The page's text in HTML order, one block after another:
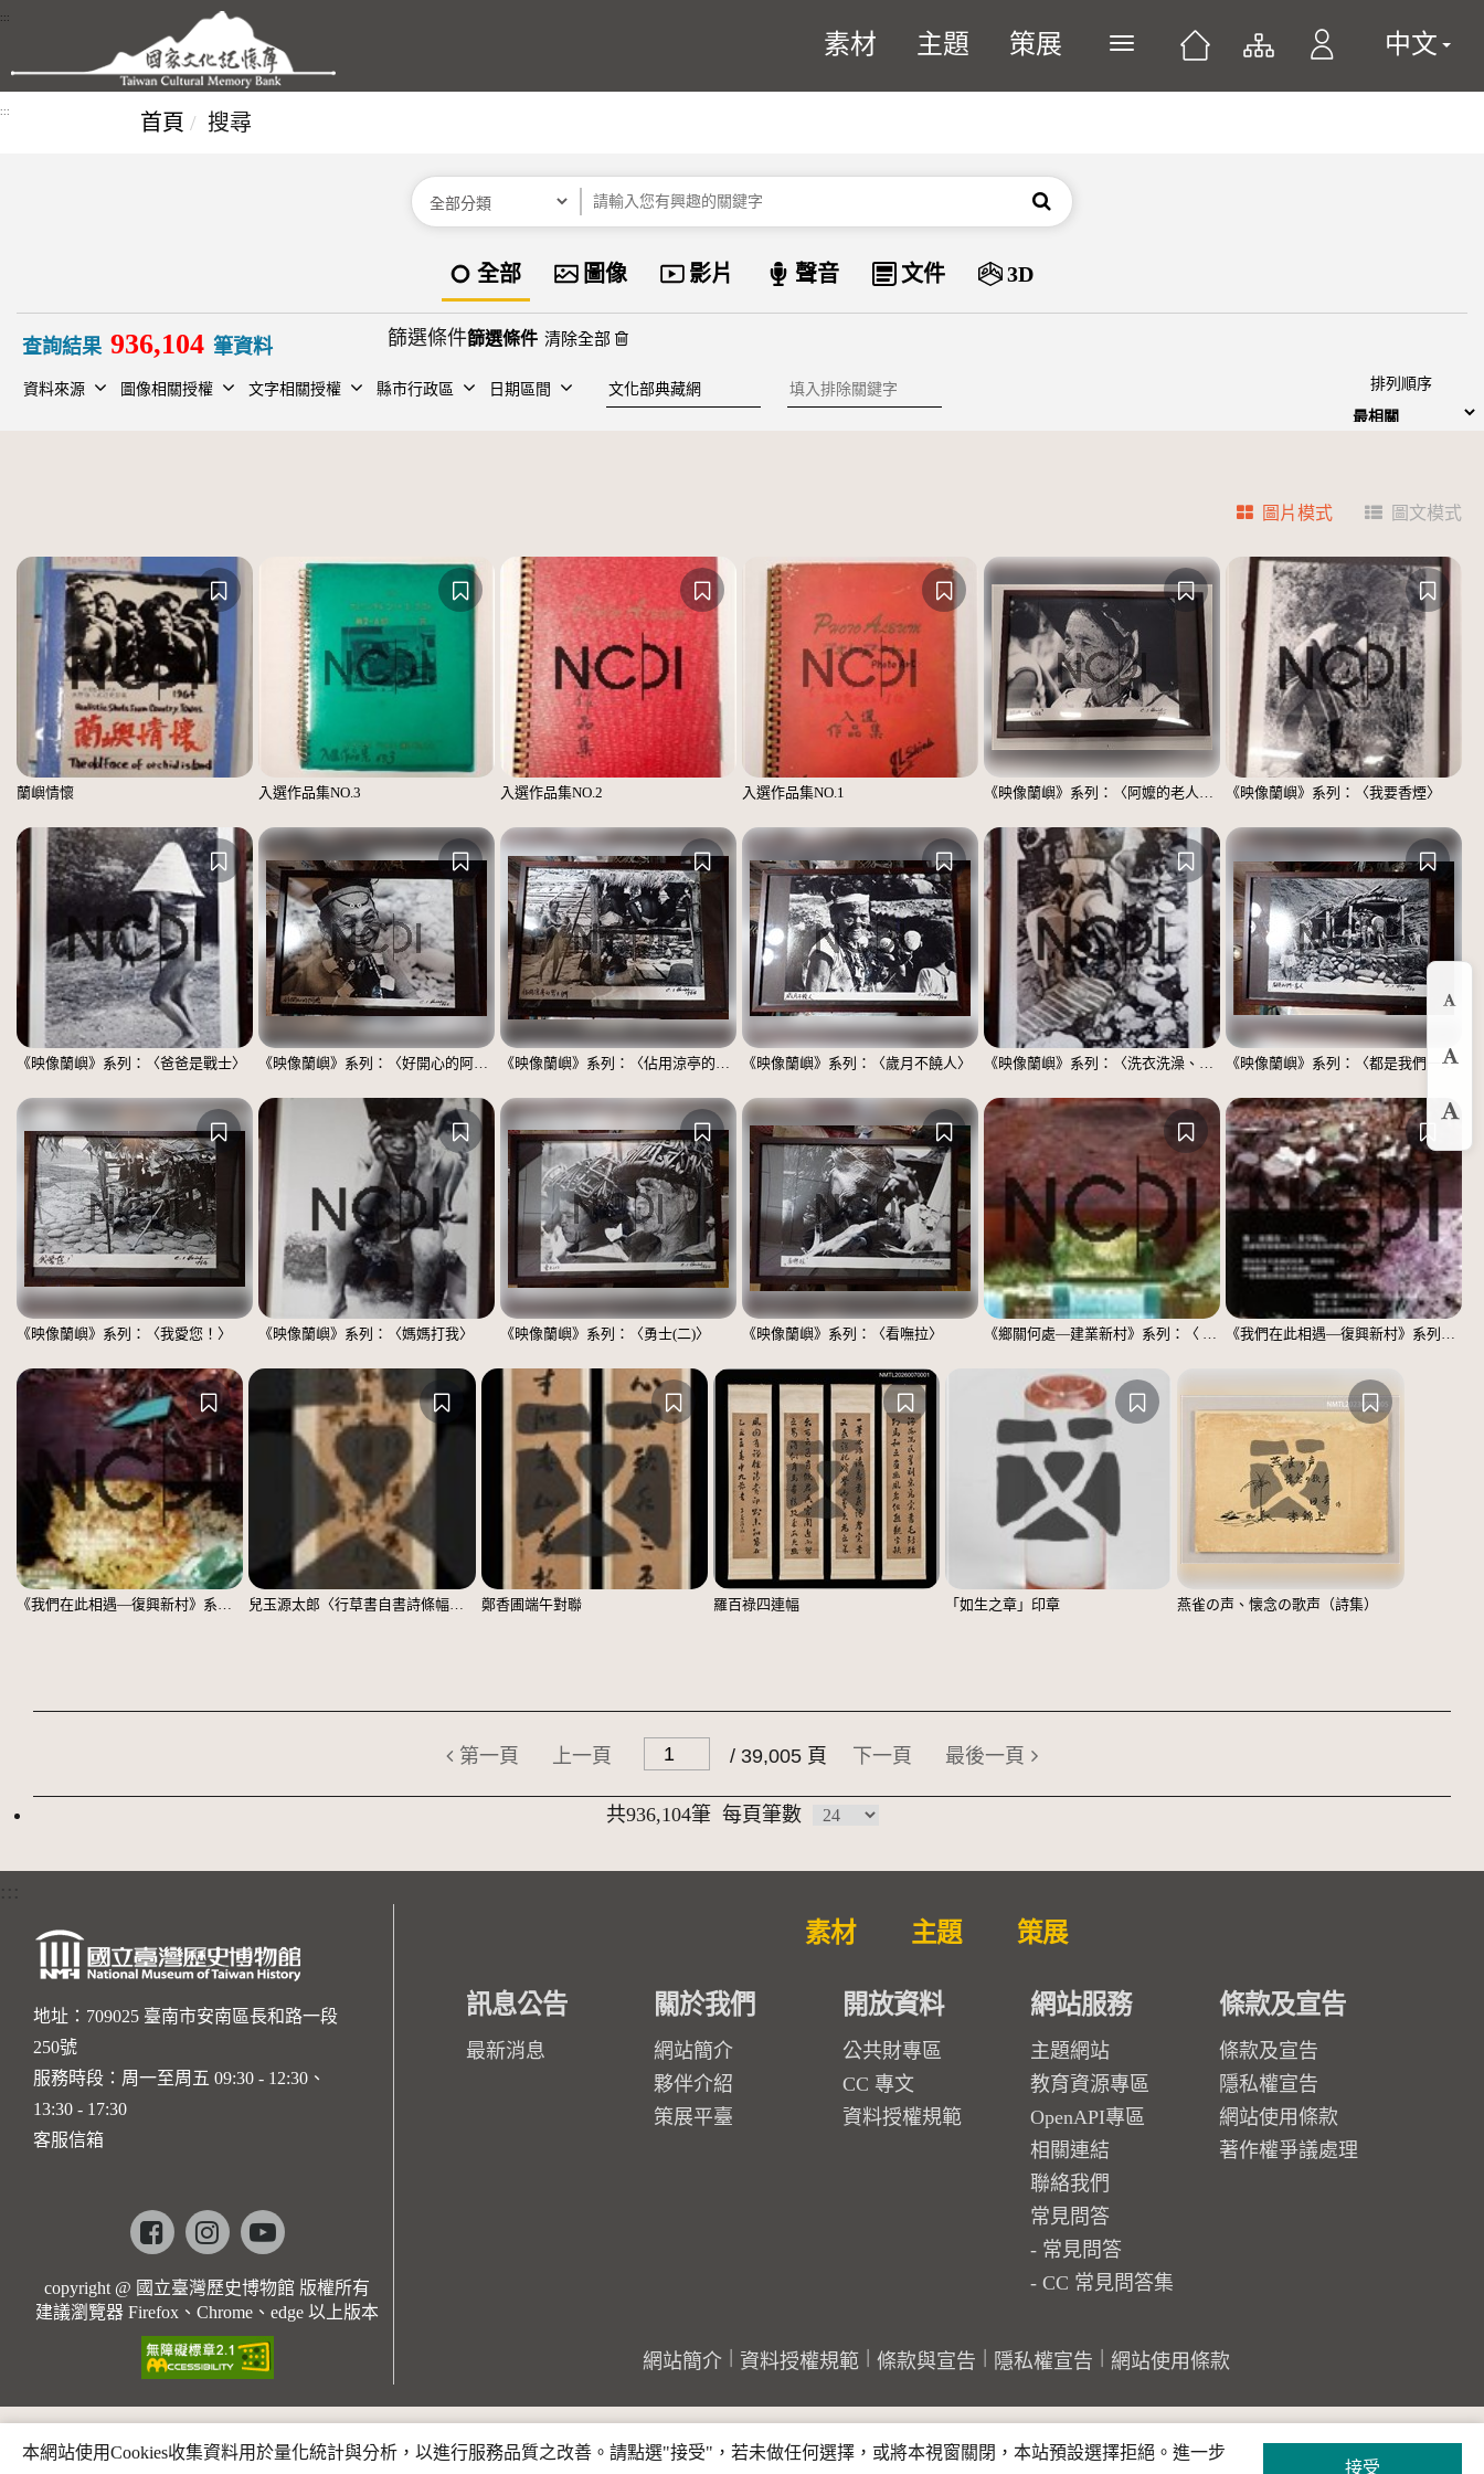
跳到主要內容區塊
:::
素材 主題 策展 展開或關閉主選單 中文
::: 首頁 搜尋
分類 關鍵字 搜尋
資料類型
全部 圖像 影片 聲音 文件 3D
查詢結果 936,104 筆資料 篩選條件 清除全部
資料來源 圖像相關授權 文字相關授權 縣市行政區 日期區間 建檔單位 排除關鍵字 排列順序
圖片模式 圖文模式
蘭嶼情懷 入選作品集NO.3 入選作品集NO.2 入選作品集NO.1 《映像蘭嶼》系列：〈阿嬤的老人斑〉 《映像蘭嶼》系列：〈我要香煙〉
《映像蘭嶼》系列：〈爸爸是戰士〉 《映像蘭嶼》系列：〈好開心的阿嬤〉 《映像蘭嶼》系列：〈佔用涼亭的男士們〉 《映像蘭嶼》系列：〈歲月不饒人〉 《映像蘭嶼》系列：〈洗衣洗澡、都在這裡〉 《映像蘭嶼》系列：〈都是我們一家人〉
《映像蘭嶼》系列：〈我愛您！〉 《映像蘭嶼》系列：〈媽媽打我〉 《映像蘭嶼》系列：〈勇士(二)〉 《映像蘭嶼》系列：〈看嘸拉〉 《鄉關何處—建業新村》系列：〈 邱敬賢04〉 《我們在此相遇—復興新村》系列：〈殘響04〉
《我們在此相遇—復興新村》系列：〈殘響03〉 兒玉源太郎〈行草書自書詩條幅〉（印本） 鄭香圃端午對聯 羅百祿四連幅 「如生之章」印章 燕雀の声、懐念の歌声（詩集）
第一頁 上一頁 / 39,005 頁 下一頁 最後一頁
共936,104筆 每頁筆數
放
:::
地址：709025 臺南市安南區長和路一段
250號
服務時段：周一至周五 09:30 - 12:30、
13:30 - 17:30
客服信箱
Facebookinstagramyoutube
copyright @ 國立臺灣歷史博物館 版權所有
建議瀏覽器 Firefox、Chrome、edge 以上版本
素材 主題 策展
訊息公告
最新消息
關於我們
網站簡介
夥伴介紹
策展平臺
開放資料
公共財專區
CC 專文
資料授權規範
網站服務
主題網站
教育資源專區
OpenAPI專區
相關連結
聯絡我們
常見問答
常見問答
CC 常見問答集
條款及宣告
條款及宣告
隱私權宣告
網站使用條款
著作權爭議處理
網站簡介 資料授權規範 條款與宣告 隱私權宣告 網站使用條款
本網站使用Cookies收集資料用於量化統計與分析，以進行服務品質之改善。請點選"接受"，若未做任何選擇，或將本視窗關閉，本站預設選擇拒絕。進一步
接受